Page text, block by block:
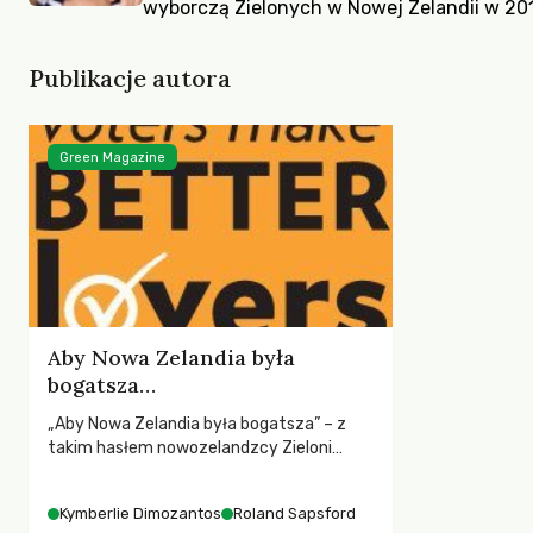
wyborczą Zielonych w Nowej Zelandii w
Publikacje autora
Aby Nowa Zelandia była
bogatsza…
„Aby Nowa Zelandia była bogatsza” – z
takim hasłem nowozelandzcy Zieloni
Roland Sapsford opowiadają o pomysłach,
Kymberlie Dimozantos Roland Sapsford
Green Magazine